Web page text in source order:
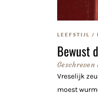
LEEFSTIJL /
Bewust
Geschreven
Vreselijk
moest